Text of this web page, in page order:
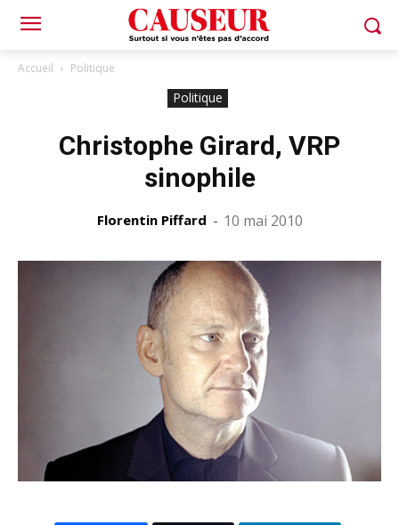
Accueil Politique
Politique
Christophe Girard, VRP
sinophile
Florentin Piffard - 10 mai 2010